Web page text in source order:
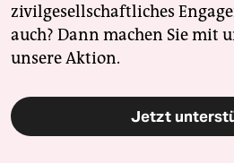
zivilgesellschaftliches
auch? Dann machen Sie mit
unsere Aktion.
Jetzt